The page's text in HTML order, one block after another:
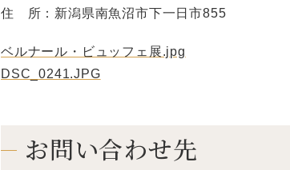
住 所：新潟県南魚沼市下一日市855
ベルナール・ビュッフェ展.jpg
DSC_0241.JPG
お問い合わせ先